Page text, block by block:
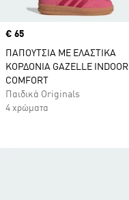
Price
€ 65
ΠΑΠΟΥΤΣΙΑ ΜΕ ΕΛΑΣΤΙΚΑ
ΚΟΡΔΟΝΙΑ GAZELLE INDOOR
COMFORT
Παιδικά Originals
4 χρώματα